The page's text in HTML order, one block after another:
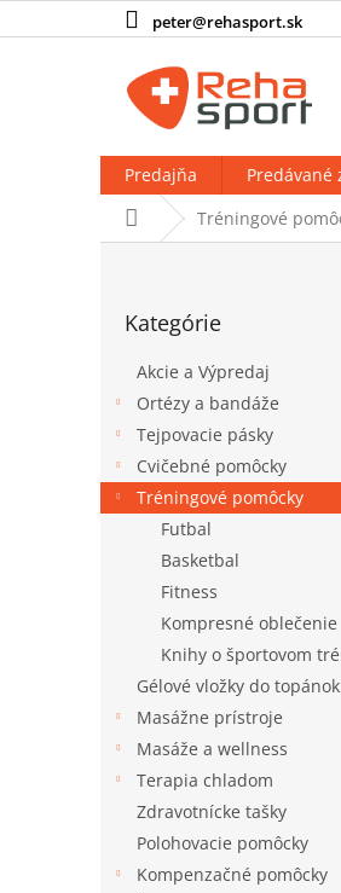
na
peter@rehasport.sk
Predajňa Predávané
DomovTréningové
kategórie
Kategórie
Akcie a Výpredaj
Ortézy a bandáže
Tejpovacie pásky
Cvičebné pomôcky
Tréningové pomôcky
Futbal
Basketbal
Fitness
Kompresné oblečenie
Knihy o športovom
Gélové vložky do topánok
Masážne prístroje
Masáže a wellness
Terapia chladom
Zdravotnícke tašky
Polohovacie pomôcky
Kompenzačné pomôcky